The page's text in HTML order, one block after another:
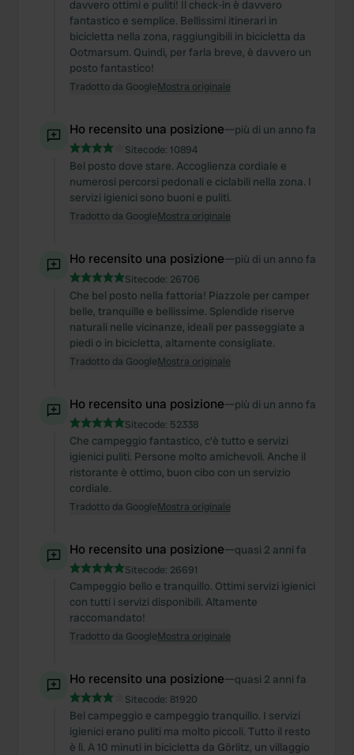
davvero ottimi e puliti! Il check-in è davvero
fantastico e semplice. Bellissimi itinerari in
bicicletta nella zona, raggiungibili in bicicletta da
Ootmarsum. Quindi, per farla breve, è davvero un
posto fantastico!
Tradotto da GoogleMostra originale
Ho recensito una posizione—più di un anno fa
Sitecode: 10894
Bel posto dove stare. Accoglienza cordiale e
numerosi percorsi pedonali e ciclabili nella zona. I
servizi igienici sono buoni e puliti.
Tradotto da GoogleMostra originale
Ho recensito una posizione—più di un anno fa
Sitecode: 26706
Che bel posto nella fattoria! Piazzole per camper
belle, tranquille e bellissime. Splendide riserve
naturali nelle vicinanze, ideali per passeggiate a
piedi o in bicicletta, altamente consigliate.
Tradotto da GoogleMostra originale
Ho recensito una posizione—più di un anno fa
Sitecode: 52338
Che campeggio fantastico, c'è tutto e servizi
igienici puliti. Persone molto amichevoli. Anche il
ristorante è ottimo, buon cibo con un servizio
cordiale.
Tradotto da GoogleMostra originale
Ho recensito una posizione—quasi 2 anni fa
Sitecode: 26691
Campeggio bello e tranquillo. Ottimi servizi igienici
con tutti i servizi disponibili. Altamente
raccomandato!
Tradotto da GoogleMostra originale
Ho recensito una posizione—quasi 2 anni fa
Sitecode: 81920
Bel campeggio e campeggio tranquillo. I servizi
igienici erano puliti ma molto piccoli. Tutto il resto
è lì. A 10 minuti in bicicletta da Görlitz, un villaggio